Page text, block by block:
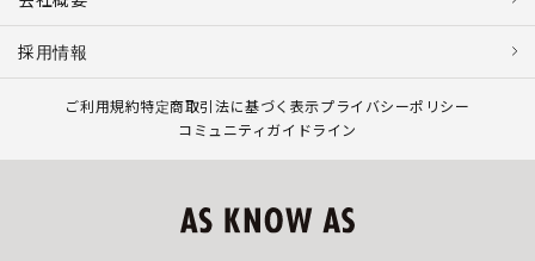
採用情報
ご利用規約特定商取引法に基づく表示プライバシーポリシー
コミュニティガイドライン